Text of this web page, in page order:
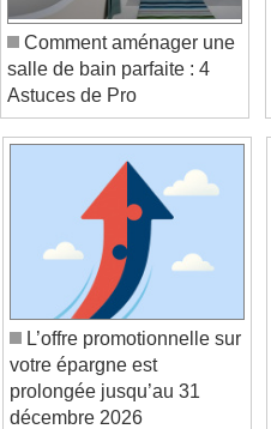
Comment aménager une
salle de bain parfaite : 4
Astuces de Pro
L’offre promotionnelle sur
votre épargne est
prolongée jusqu’au 31
décembre 2026